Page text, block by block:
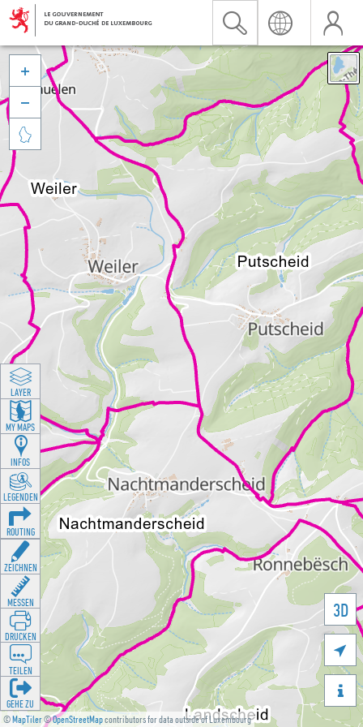
©MapTiler©OpenStreetMapcontributors for data outside of Luxembourg
3D





LAYER
MY MAPS
INFOS
LEGENDEN
ROUTING
ZEICHNEN
MESSEN
DRUCKEN
TEILEN
GEHE ZU